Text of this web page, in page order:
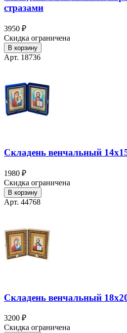
стразами
3950 ₽
Скидка ограничена
В корзину
Арт. 18736
Складень венчальный
1980 ₽
Скидка ограничена
В корзину
Арт. 44768
Складень венчальный
3200 ₽
Скидка ограничена